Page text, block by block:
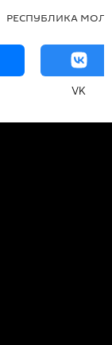
РЕСПУБЛИКА
VK